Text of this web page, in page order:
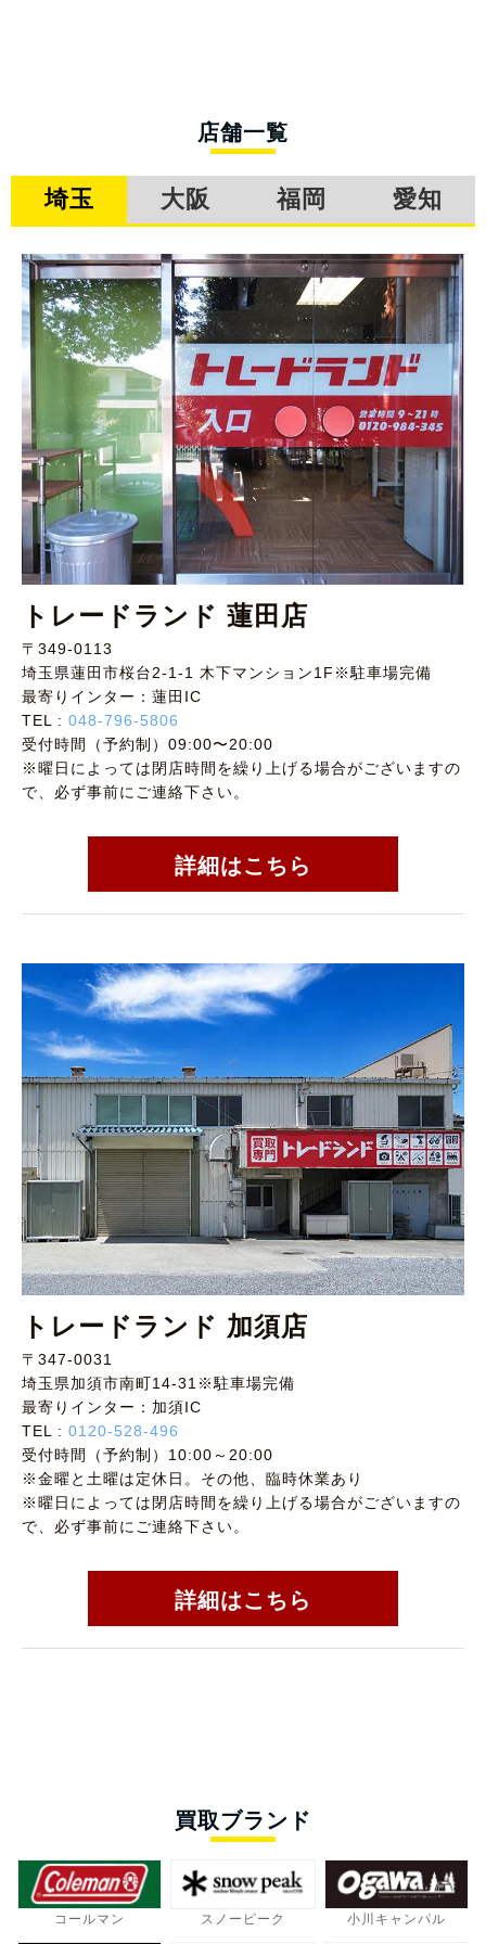
店舗一覧
埼玉 大阪 福岡 愛知
トレードランド 蓮田店
〒349-0113
埼玉県蓮田市桜台2-1-1 木下マンション1F※駐車場完備
最寄りインター：蓮田IC
TEL : 048-796-5806
受付時間（予約制）09:00〜20:00
※曜日によっては閉店時間を繰り上げる場合がございますの
で、必ず事前にご連絡下さい。
詳細はこちら
トレードランド 加須店
〒347-0031
埼玉県加須市南町14-31※駐車場完備
最寄りインター：加須IC
TEL : 0120-528-496
受付時間（予約制）10:00～20:00
※金曜と土曜は定休日。その他、臨時休業あり
※曜日によっては閉店時間を繰り上げる場合がございますの
で、必ず事前にご連絡下さい。
詳細はこちら
買取ブランド
コールマン スノーピーク 小川キャンパル